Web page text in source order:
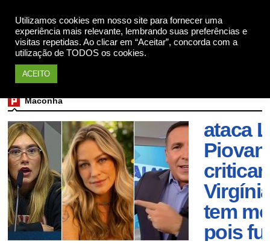
Utilizamos cookies em nosso site para fornecer uma
experiência mais relevante, lembrando suas preferências e
visitas repetidas. Ao clicar em “Aceitar”, concorda com a
utilização de TODOS os cookies.
ACEITO
Maconha
da
ataca
criticar
tem
pois